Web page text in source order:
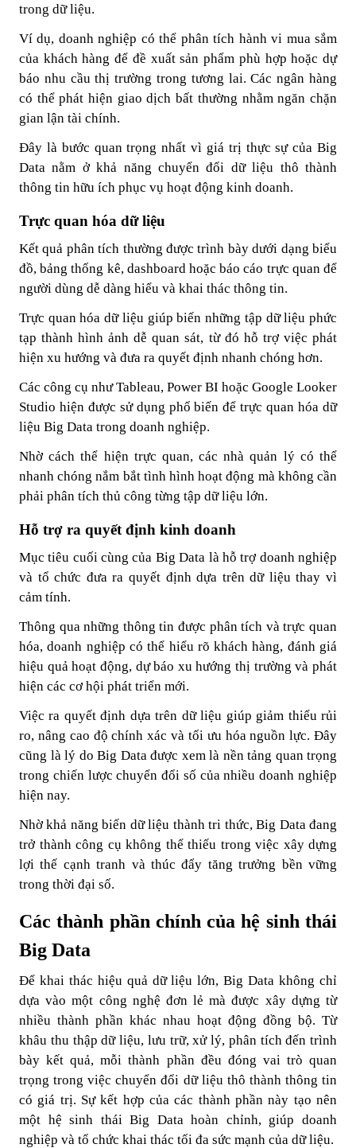
trong dữ liệu.
Ví dụ, doanh nghiệp có thể phân tích hành vi mua sắm
của khách hàng để đề xuất sản phẩm phù hợp hoặc dự
báo nhu cầu thị trường trong tương lai. Các ngân hàng
có thể phát hiện giao dịch bất thường nhằm ngăn chặn
gian lận tài chính.
Đây là bước quan trọng nhất vì giá trị thực sự của Big
Data nằm ở khả năng chuyển đổi dữ liệu thô thành
thông tin hữu ích phục vụ hoạt động kinh doanh.
Trực quan hóa dữ liệu
Kết quả phân tích thường được trình bày dưới dạng biểu
đồ, bảng thống kê, dashboard hoặc báo cáo trực quan để
người dùng dễ dàng hiểu và khai thác thông tin.
Trực quan hóa dữ liệu giúp biến những tập dữ liệu phức
tạp thành hình ảnh dễ quan sát, từ đó hỗ trợ việc phát
hiện xu hướng và đưa ra quyết định nhanh chóng hơn.
Các công cụ như Tableau, Power BI hoặc Google Looker
Studio hiện được sử dụng phổ biến để trực quan hóa dữ
liệu Big Data trong doanh nghiệp.
Nhờ cách thể hiện trực quan, các nhà quản lý có thể
nhanh chóng nắm bắt tình hình hoạt động mà không cần
phải phân tích thủ công từng tập dữ liệu lớn.
Hỗ trợ ra quyết định kinh doanh
Mục tiêu cuối cùng của Big Data là hỗ trợ doanh nghiệp
và tổ chức đưa ra quyết định dựa trên dữ liệu thay vì
cảm tính.
Thông qua những thông tin được phân tích và trực quan
hóa, doanh nghiệp có thể hiểu rõ khách hàng, đánh giá
hiệu quả hoạt động, dự báo xu hướng thị trường và phát
hiện các cơ hội phát triển mới.
Việc ra quyết định dựa trên dữ liệu giúp giảm thiểu rủi
ro, nâng cao độ chính xác và tối ưu hóa nguồn lực. Đây
cũng là lý do Big Data được xem là nền tảng quan trọng
trong chiến lược chuyển đổi số của nhiều doanh nghiệp
hiện nay.
Nhờ khả năng biến dữ liệu thành tri thức, Big Data đang
trở thành công cụ không thể thiếu trong việc xây dựng
lợi thế cạnh tranh và thúc đẩy tăng trưởng bền vững
trong thời đại số.
Các thành phần chính của hệ sinh thái
Big Data
Để khai thác hiệu quả dữ liệu lớn, Big Data không chỉ
dựa vào một công nghệ đơn lẻ mà được xây dựng từ
nhiều thành phần khác nhau hoạt động đồng bộ. Từ
khâu thu thập dữ liệu, lưu trữ, xử lý, phân tích đến trình
bày kết quả, mỗi thành phần đều đóng vai trò quan
trọng trong việc chuyển đổi dữ liệu thô thành thông tin
có giá trị. Sự kết hợp của các thành phần này tạo nên
một hệ sinh thái Big Data hoàn chỉnh, giúp doanh
nghiệp và tổ chức khai thác tối đa sức mạnh của dữ liệu.